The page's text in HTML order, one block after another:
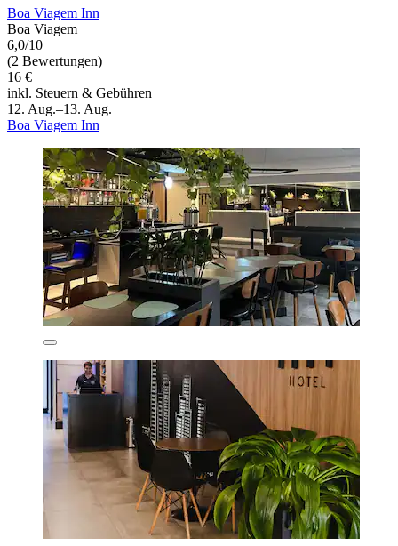
Boa Viagem Inn
Boa Viagem
6,0/10
(2 Bewertungen)
16 €
inkl. Steuern & Gebühren
12. Aug.–13. Aug.
Boa Viagem Inn